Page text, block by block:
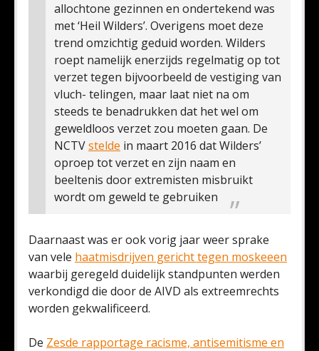
allochtone gezinnen en ondertekend was
met ‘Heil Wilders’. Overigens moet deze
trend omzichtig geduid worden. Wilders
roept namelijk enerzijds regelmatig op tot
verzet tegen bijvoorbeeld de vestiging van
vluch- telingen, maar laat niet na om
steeds te benadrukken dat het wel om
geweldloos verzet zou moeten gaan. De
NCTVstelde in maart 2016 dat Wilders’
oproep tot verzet en zijn naam en
beeltenis door extremisten misbruikt
wordt om geweld te gebruiken
Daarnaast was er ook vorig jaar weer sprake
van vele haatmisdrijven gericht tegen moskeeen
waarbij geregeld duidelijk standpunten werden
verkondigd die door de AIVD als extreemrechts
worden gekwalificeerd.
De Zesde rapportage racisme, antisemitisme en